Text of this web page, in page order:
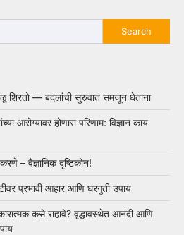
Search
शिरतो — बदलांची सुरुवात समजून घेताना
आरोग्यावर होणारा परिणाम: विज्ञान काय
– वैज्ञानिक दृष्टिकोन!
प्रभावी आहार आणि घरगुती उपाय
कसे राहावे? वृद्धावस्थेत आनंदी आणि